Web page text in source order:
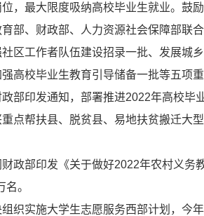
，最大限度吸纳高校毕业生就业。鼓
育部、财政部、人力资源社会保障部联
区工作者队伍建设招录一批、发展城
高校毕业生教育引导储备一批等五项
部印发通知，部署推进2022年高校毕
点帮扶县、脱贫县、易地扶贫搬迁大
政部印发《关于做好2022年农村义务
。
织实施大学生志愿服务西部计划，今